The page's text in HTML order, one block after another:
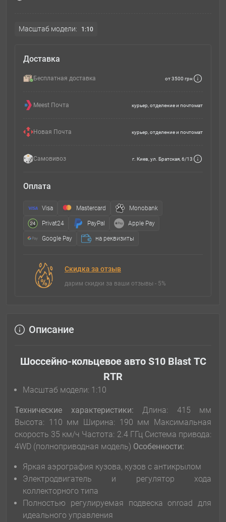
Масштаб модели: 1:10
Доставка
Бесплатная доставка от 3500 грн
Meest Почта курьер, отделение и почтомат
Новая Почта курьер, отделение и почтомат
Самовивоз г. Киев, ул. Братская, 6/13
Оплата
Visa Mastercard Monobank
Privat24 PayPal Apple Pay
Google Pay на реквизиты
Скидка за отзыв
дарим скидки за ваши отзывы - 5%
Описание
Шоссейно-кольцевое авто S10 Blast ТС
RTR
Масштаб модели: 1:10
Технические характеристики: Длина: 415 мм
Высота: 110 мм Ширина: 190 мм Максимальная
скорость 35 км/ч Частота: 2.4 ГГц Система привода:
4WD (полноприводная модель) Особенности:
Яркая аэрография кузова, кузов с антикрылом
Электродвигатель и регулятор хода
коллекторного типа
Полностью регулируемая подвеска onroad для
идеального управления